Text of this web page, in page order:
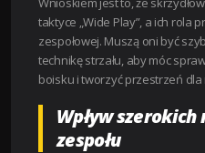
taktyce „Wide Play”, a ich rola
zespołowej. Muszą oni być
technikę strzału, aby móc
boisku i tworzyć przestrzeń dla
Wpływ
zespołu